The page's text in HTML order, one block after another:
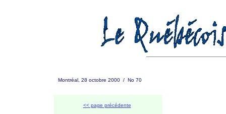
Montréal, 28 octobre 2000 / No 70
<< page précédente